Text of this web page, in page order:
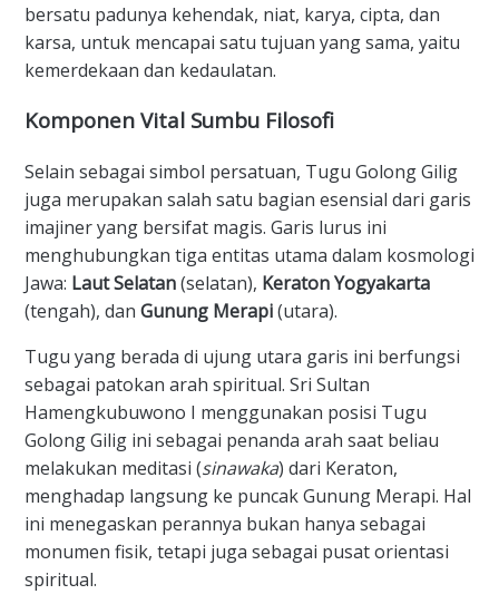
bersatu padunya kehendak, niat, karya, cipta, dan
karsa, untuk mencapai satu tujuan yang sama, yaitu
kemerdekaan dan kedaulatan.
​Komponen Vital Sumbu Filosofi
​Selain sebagai simbol persatuan, Tugu Golong Gilig
juga merupakan salah satu bagian esensial dari garis
imajiner yang bersifat magis. Garis lurus ini
menghubungkan tiga entitas utama dalam kosmologi
Jawa: Laut Selatan(selatan), Keraton Yogyakarta
(tengah), dan Gunung Merapi(utara).
​Tugu yang berada di ujung utara garis ini berfungsi
sebagai patokan arah spiritual. Sri Sultan
Hamengkubuwono I menggunakan posisi Tugu
Golong Gilig ini sebagai penanda arah saat beliau
melakukan meditasi (sinawaka) dari Keraton,
menghadap langsung ke puncak Gunung Merapi. Hal
ini menegaskan perannya bukan hanya sebagai
monumen fisik, tetapi juga sebagai pusat orientasi
spiritual.